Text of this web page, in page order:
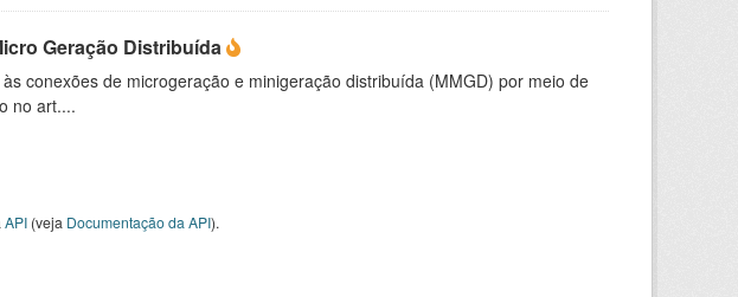
Geração Distribuída
conexões de microgeração e minigeração distribuída (MMGD) por meio de
no art....
API(veja Documentação da API).